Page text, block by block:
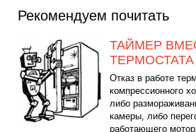
Рекомендуем почитать
ТАЙМЕР
ТЕРМОСТАТА
Отказ в работе
компрессионного
либо
камеры, либо
работающего